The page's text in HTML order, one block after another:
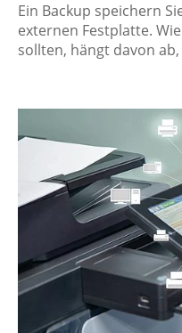
Ein Backup speichern
externen Festplatte.
sollten, hängt davon